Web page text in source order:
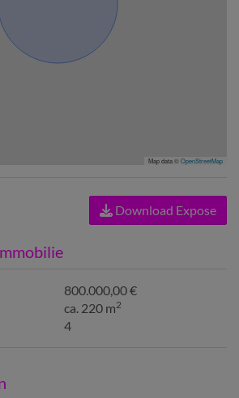
Map data ©OpenStreetMap
Download Expose
800.000,00 €
ca. 220 m2
4